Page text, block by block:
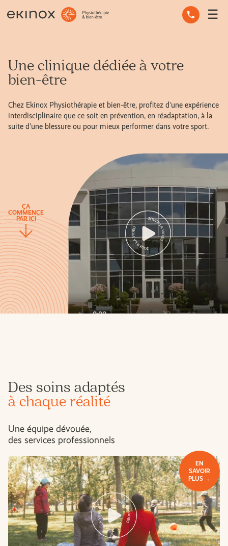
☰
ERGOTHÉRAPIE
PHYSIOTHÉRAPIE
MASSOTHÉRAPIE
SANTÉ MENTALE
AUTRES SERVICES
CONSEILS D’EXPERTS
L’ÉQUIPE
PRENDRE RENDEZ-VOUS
EN
Une clinique dédiée à votre
bien-être
Chez Ekinox Physiothérapie et bien-être, profitez d'une expérience
interdisciplinaire que ce soit en prévention, en réadaptation, à la
suite d'une blessure ou pour mieux performer dans votre sport.
ÇA
COMMENCE
PAR ICI
Des soins adaptés
à chaque réalité
Une équipe dévouée,
des services professionnels
EN
SAVOIR
PLUS →